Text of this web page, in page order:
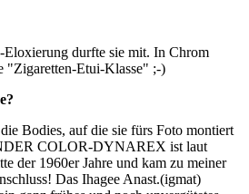
durfte sie mit. In Chrom
"Zigaretten-Etui-Klasse" ;-)
Bodies, auf die sie fürs Foto montiert
COLOR-DYNAREX ist laut
der 1960er Jahre und kam zu meiner
Das Ihagee Anast.(igmat)